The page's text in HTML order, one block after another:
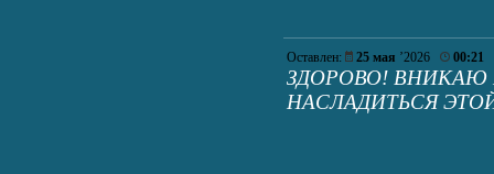
Оставлен: 25 мая ’2026 00:21
ЗДОРОВО! ВНИКАЮ
НАСЛАДИТЬСЯ